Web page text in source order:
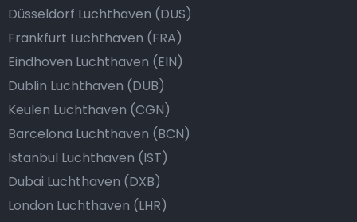
Düsseldorf Luchthaven (DUS)
Frankfurt Luchthaven (FRA)
Eindhoven Luchthaven (EIN)
Dublin Luchthaven (DUB)
Keulen Luchthaven (CGN)
Barcelona Luchthaven (BCN)
Istanbul Luchthaven (IST)
Dubai Luchthaven (DXB)
London Luchthaven (LHR)